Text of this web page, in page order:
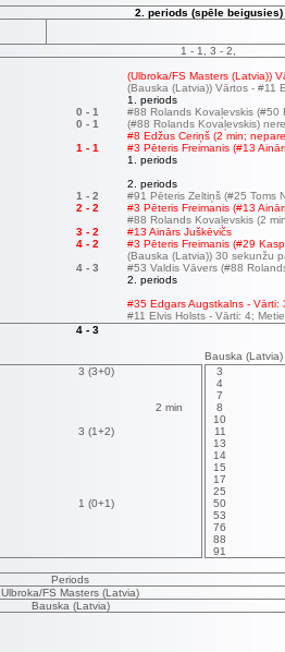
2. periods (spēle beigusies)
1 - 1, 3 - 2,
(Ulbroka/FS Masters (Latvia))
(Bauska (Latvia)) Vārtos - #11
1. periods
0 - 1
#88 Rolands Kovaļevskis (#50
0 - 1
(#88 Rolands Kovaļevskis)
#8 Edžus Ceriņš (2 min;
1 - 1
#3 Pēteris Freimanis (#13
1. periods
2. periods
1 - 2
#91 Pēteris Zeltiņš (#25 Toms
2 - 2
#3 Pēteris Freimanis (#13
#88 Rolands Kovaļevskis (2
3 - 2
#13 Ainārs Juškēvičs
4 - 2
#3 Pēteris Freimanis (#29
(Bauska (Latvia)) 30 sekunžu
4 - 3
#53 Valdis Vāvers (#88
2. periods
#35 Edgars Augstkalns -
#11 Elvis Holsts - Vārti: 4;
4 - 3
Bauska (Latvia)
3 (3+0)
2 min
3 (1+2)
1 (0+1)
3
4
7
8
10
11
13
14
15
17
25
50
53
76
88
91
Periods
Ulbroka/FS Masters (Latvia)
Bauska (Latvia)